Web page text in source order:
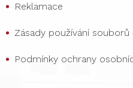
Reklamace
Zásady používání souborů
Podmínky ochrany